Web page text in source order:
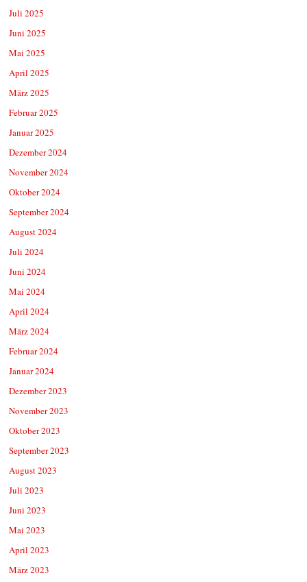
Juli 2025
Juni 2025
Mai 2025
April 2025
März 2025
Februar 2025
Januar 2025
Dezember 2024
November 2024
Oktober 2024
September 2024
August 2024
Juli 2024
Juni 2024
Mai 2024
April 2024
März 2024
Februar 2024
Januar 2024
Dezember 2023
November 2023
Oktober 2023
September 2023
August 2023
Juli 2023
Juni 2023
Mai 2023
April 2023
März 2023